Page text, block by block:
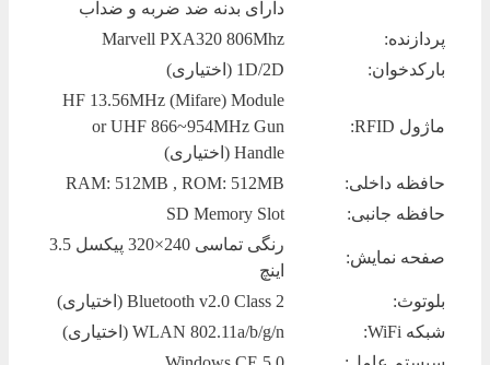
دارای بدنه ضد ضربه و ضدآب
پردازنده:
Marvell PXA320 806Mhz
بارکدخوان:
1D/2D (اختیاری)
ماژول RFID:
HF 13.56MHz (Mifare) Module
or UHF 866~954MHz Gun
Handle (اختیاری)
حافظه داخلی:
RAM: 512MB , ROM: 512MB
حافظه جانبی:
SD Memory Slot
صفحه نمایش:
رنگی تماسی 240×320 پیکسل 3.5
اینچ
بلوتوث:
Bluetooth v2.0 Class 2 (اختیاری)
شبکه WiFi:
WLAN 802.11a/b/g/n (اختیاری)